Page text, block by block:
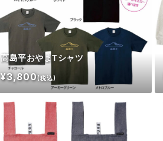
高島平おやまTシャツ
¥3,800(税込)